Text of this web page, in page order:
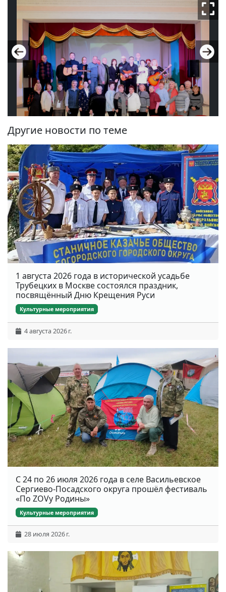
Другие новости по теме
1 августа 2026 года в исторической усадьбе
Трубецких в Москве состоялся праздник,
посвящённый Дню Крещения Руси
Культурные мероприятия
4 августа 2026 г.
С 24 по 26 июля 2026 года в селе Васильевское
Сергиево-Посадского округа прошёл фестиваль
«По ZOVу Родины»
Культурные мероприятия
28 июля 2026 г.